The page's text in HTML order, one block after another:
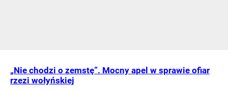
„Nie chodzi o zemstę”. Mocny apel w sprawie ofiar
rzezi wołyńskiej